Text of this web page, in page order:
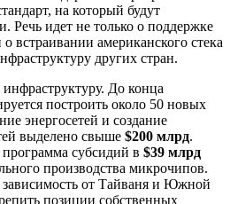
на который будут
Речь идет не только о поддержке
встраивании американского стека
других стран.
инфраструктуру. До конца
построить около 50 новых
энергосетей и создание
выделено свыше $200 млрд.
субсидий в $39 млрд
производства микрочипов.
зависимость от Тайваня и Южной
позиции собственных